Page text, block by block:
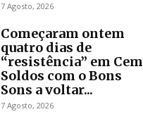
7 Agosto, 2026
Começaram ontem
quatro dias de
“resistência” em Cem
Soldos com o Bons
Sons a voltar...
7 Agosto, 2026